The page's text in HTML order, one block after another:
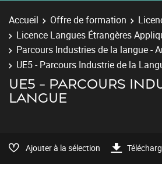
Accueil Offre de formation
Licence Langues Étrangères
Parcours Industries de la langue -
UE5 - Parcours Industrie de la
UE5 - PARCOURS
LANGUE
Ajouter à la sélection